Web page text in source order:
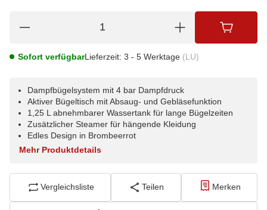
Sofort verfügbarLieferzeit: 3 - 5 Werktage (LU)
Dampfbügelsystem mit 4 bar Dampfdruck
Aktiver Bügeltisch mit Absaug- und Gebläsefunktion
1,25 L abnehmbarer Wassertank für lange Bügelzeiten
Zusätzlicher Steamer für hängende Kleidung
Edles Design in Brombeerrot
Mehr Produktdetails
Vergleichsliste Teilen Merken